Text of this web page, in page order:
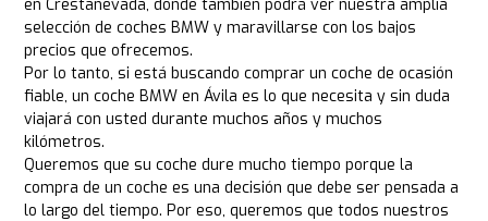
en Crestanevada, donde también podrá ver nuestra amplia
selección de coches BMW y maravillarse con los bajos
precios que ofrecemos.
Por lo tanto, si está buscando comprar un coche de ocasión
fiable, un coche BMW en Ávila es lo que necesita y sin duda
viajará con usted durante muchos años y muchos
kilómetros.
Queremos que su coche dure mucho tiempo porque la
compra de un coche es una decisión que debe ser pensada a
lo largo del tiempo. Por eso, queremos que todos nuestros